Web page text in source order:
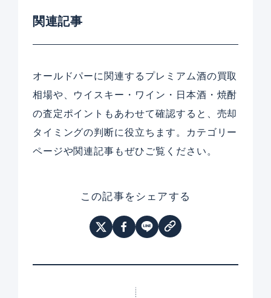
関連記事
オールドパーに関連するプレミアム酒の買取
相場や、ウイスキー・ワイン・日本酒・焼酎
の査定ポイントもあわせて確認すると、売却
タイミングの判断に役立ちます。カテゴリー
ページや関連記事もぜひご覧ください。
この記事をシェアする